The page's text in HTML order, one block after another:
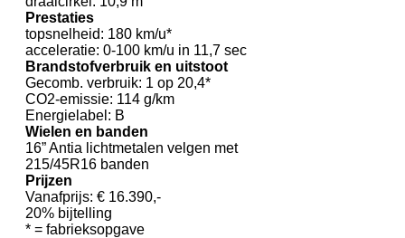
Prestaties
topsnelheid: 180 km/u*
acceleratie: 0-100 km/u in 11,7 sec
Brandstofverbruik en uitstoot
Gecomb. verbruik: 1 op 20,4*
CO2-emissie: 114 g/km
Energielabel: B
Wielen en banden
16” Antia lichtmetalen velgen met
215/45R16 banden
Prijzen
Vanafprijs: € 16.390,-
20% bijtelling
* = fabrieksopgave